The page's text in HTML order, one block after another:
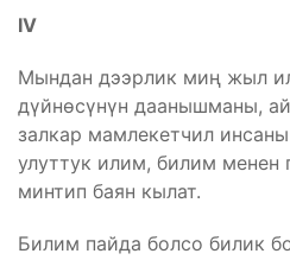
IV
Мындан дээрлик миң жыл
дүйнөсүнүн даанышманы,
залкар мамлекетчил
улуттук илим, билим менен
минтип баян кылат.
Билим пайда болсо билик